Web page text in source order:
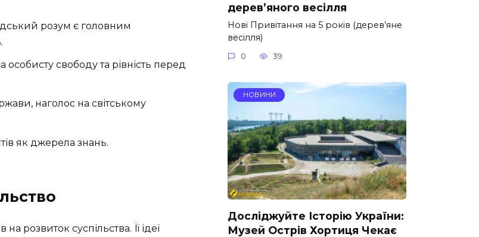
розум є головним
особисту свободу та рівність перед
наголос на світському
як джерела знань.
розвиток суспільства. Її ідеї
дерев’яного весілля
Нові Привітання на 5 років (дерев’яне
весілля)
0 39
НОВИНИ
Досліджуйте Історію України:
Музей Острів Хортиця Чекає